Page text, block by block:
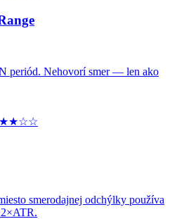
periód. Nehovorí smer — len ako
☆☆
smerodajnej odchýlky používa